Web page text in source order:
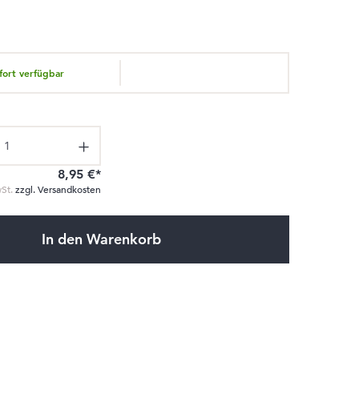
verfügbar
den gewünschten Wert ein oder benutze die Schaltflächen um die Anzahl
8,95 €*
zzgl. Versandkosten
In den Warenkorb